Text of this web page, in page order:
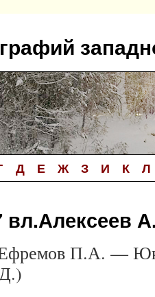
Д Е Ж З И К Л
вл.Алексеев
П.А. —